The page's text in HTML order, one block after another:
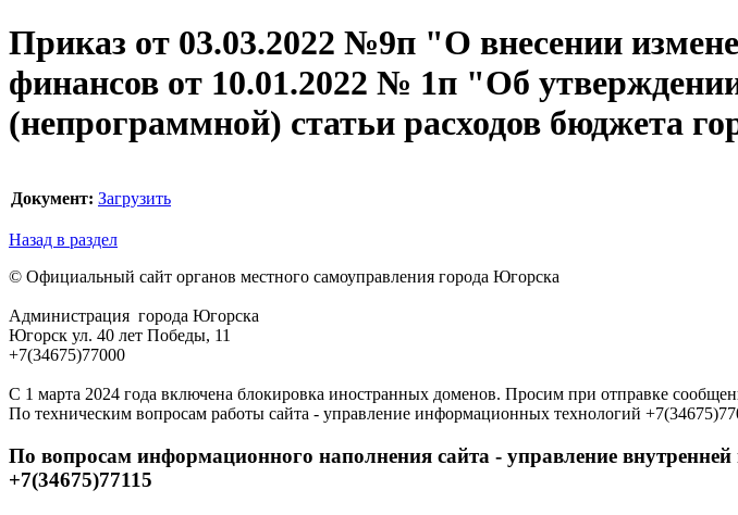
Приказ от 03.03.2022 №9п "О внесении
финансов от 10.01.2022 № 1п "Об
(непрограммной) статьи расходов бюджета
Документ: Загрузить
Назад в раздел
© Официальный сайт органов местного самоуправления города Югорска
Администрация города Югорска
Югорск ул. 40 лет Победы, 11
+7(34675)77000
С 1 марта 2024 года включена блокировка иностранных доменов. Просим при отправке
По техническим вопросам работы сайта - управление информационных технологий
По вопросам информационного наполнения сайта - управление
+7(34675)77115